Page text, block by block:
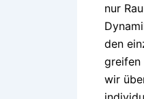
nur
den
greifen
wir